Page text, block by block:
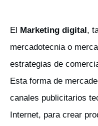
El Marketing digital ,
mercadotecnia o
estrategias de
Esta forma de
canales publicitarios
Internet, para crear